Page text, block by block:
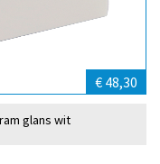
€ 48,30
glans wit